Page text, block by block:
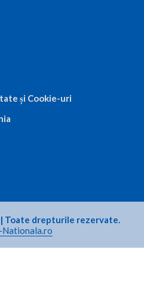
și Cookie-uri
| Toate drepturile rezervate.
Nationala.ro